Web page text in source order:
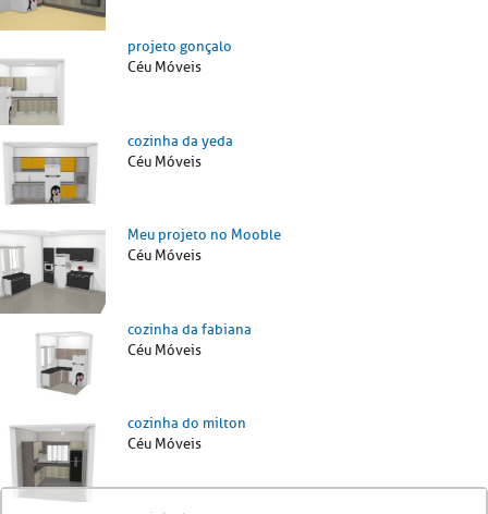
projeto gonçalo
Céu Móveis
cozinha da yeda
Céu Móveis
Meu projeto no Mooble
Céu Móveis
cozinha da fabiana
Céu Móveis
cozinha do milton
Céu Móveis